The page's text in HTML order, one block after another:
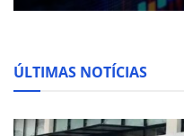
ÚLTIMAS NOTÍCIAS